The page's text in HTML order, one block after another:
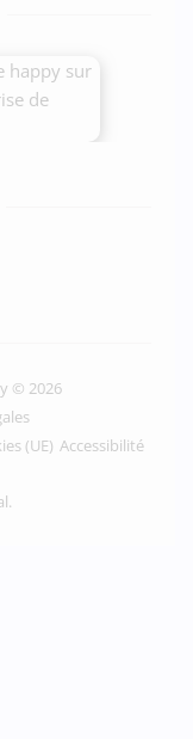
© 2026
(UE) Accessibilité
.